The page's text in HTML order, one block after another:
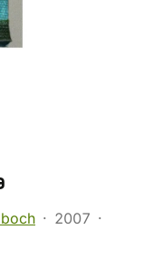
2007